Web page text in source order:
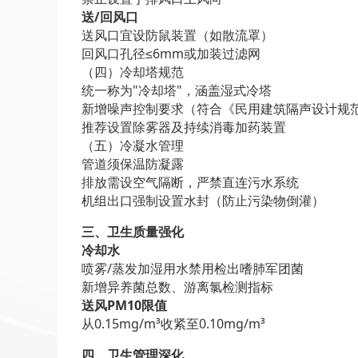
送/回风口
送风口宜设防鼠装置（如散流罩）
回风口孔径≤6mm或加装过滤网
（四）冷却塔规范
统一称为"冷却塔"，涵盖湿式冷塔
新增噪声控制要求（符合《民用建筑隔声设计规
推荐设置除雾器及持续消毒加药装置
（五）冷凝水管理
管道须保温防凝露
排放需设空气隔断，严禁直连污水系统
机组出口强制设置水封（防止污染物倒灌）
三、卫生质量强化
冷却水
喷雾/蒸发加湿用水禁用检出嗜肺军团菌
新增异养菌总数、游离氯检测指标
送风PM10限值
从0.15mg/m³收紧至0.10mg/m³